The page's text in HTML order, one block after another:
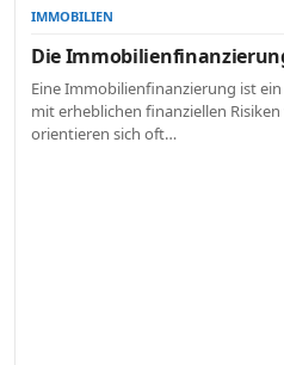
IMMOBILIEN
Die
Eine Immobilienfinanzierung ist
mit erheblichen finanziellen
orientieren sich oft…